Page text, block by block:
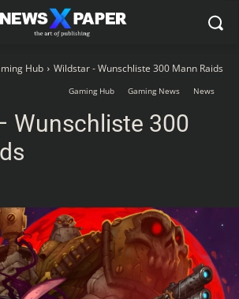
Hub Wildstar - Wunschliste 300 Mann Raids
Gaming Hub Gaming News News
Wunschliste 300